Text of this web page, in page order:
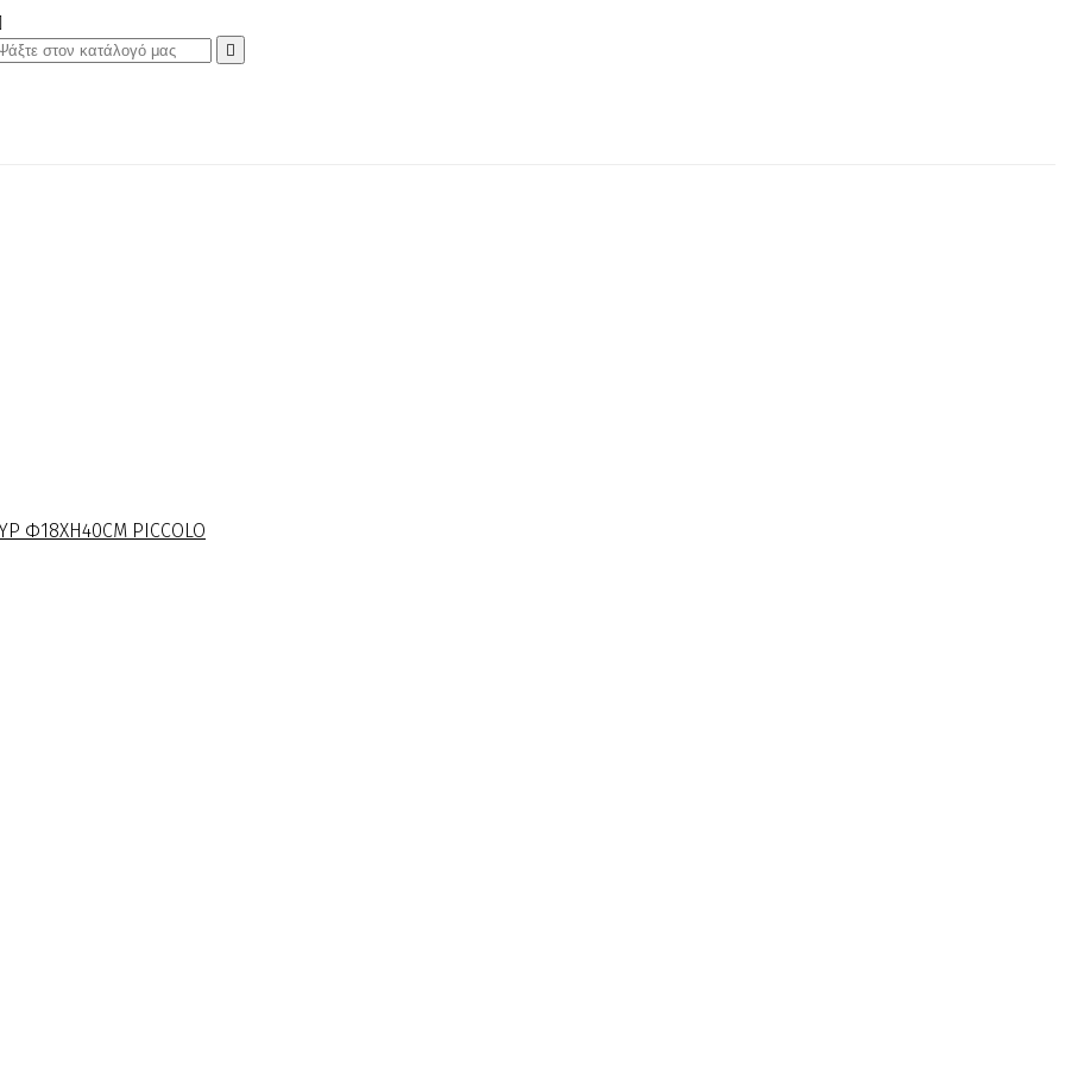

Φ18XH40CM PICCOLO